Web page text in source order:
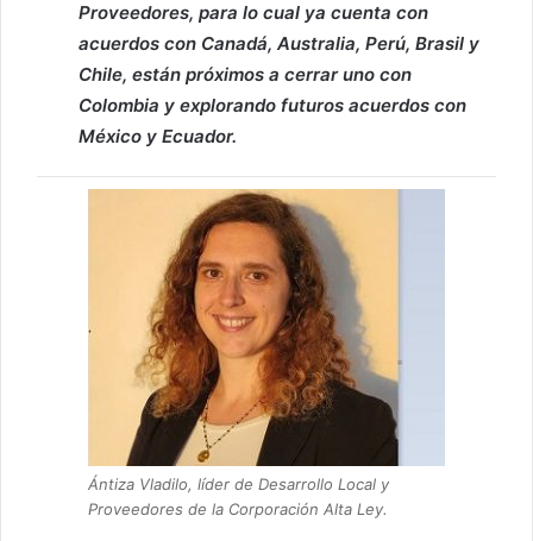
Proveedores, para lo cual ya cuenta con
acuerdos con Canadá, Australia, Perú, Brasil y
Chile, están próximos a cerrar uno con
Colombia y explorando futuros acuerdos con
México y Ecuador.
Ántiza Vladilo, líder de Desarrollo Local y
Proveedores de la Corporación Alta Ley.